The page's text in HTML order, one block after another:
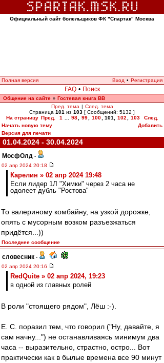
Официальный сайт болельщиков ФК "Спартак" Москва
Полная версия Вход • Регистрация
FAQ • Поиск
Общение на сайте » Гостевая книга ВВ
Пред. тема | След. тема
Страница 101 из 103 [ Сообщений: 5132 ]
На страницу Пред. 1 98 99 100 101 102 103
След.
Начать новую тему
Добавить
Версия для печати
01.04.2024 - 30.04.2024
МосфОлд -
02 апр 2024 20:18
Карелин » 02 апр 2024 19:48
Если лидер 1Л "Химки" через 2 часа не
одолеет дубль "Ростова"
То валериному комбайну, на узкой дорожке,
опять с мусорным возком разъезжаться
придётся...))
Последнее сообщение
словесник -
02 апр 2024 20:16
RedQuite » 02 апр 2024, 19:23
в одной из главных ролей
В роли "стоящего рядом", Лёш :-).
Е. С. поразил тем, что говорил ("Ну, давайте, я
сам начну...") не останавливаясь минимум два
часа -- выразительно, страстно, остро... Вот
практически как в былые времена все 90 минут